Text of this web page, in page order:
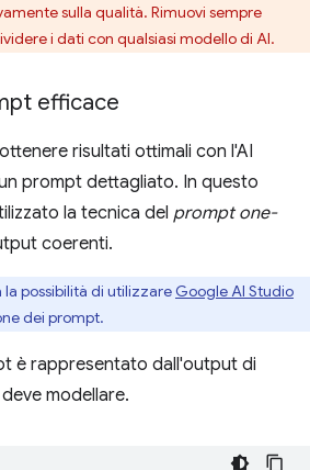
sulla qualità. Rimuovi sempre
i dati con qualsiasi modello di AI.
efficace
risultati ottimali con l'AI
prompt dettagliato. In questo
la tecnica del prompt one-
coerenti.
la possibilità di utilizzare Google AI Studio
dei prompt.
è rappresentato dall'output di
modellare.